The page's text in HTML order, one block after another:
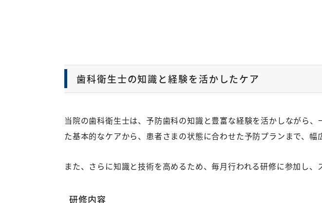
歯科衛生士の知識と経験を活かしたケア
当院の歯科衛生士は、予防歯科の知識と豊富な経験を活かしながら
た基本的なケアから、患者さまの状態に合わせた予防プランまで、幅
また、さらに知識と技術を高めるため、毎月行われる研修に参加し、
研修内容